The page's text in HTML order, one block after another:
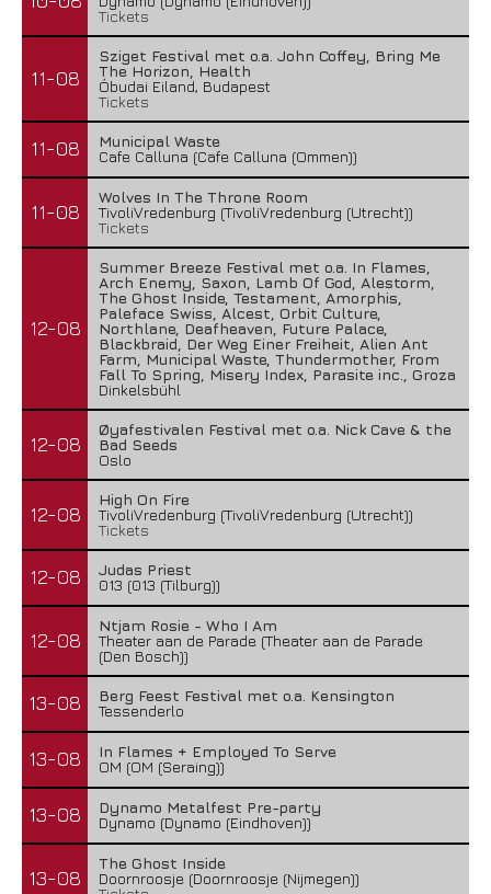
Tickets
11-08
Sziget Festival met o.a. John Coffey, Bring Me
The Horizon, Health
Óbudai Eiland, Budapest
Tickets
11-08
Municipal Waste
Cafe Calluna (Cafe Calluna (Ommen))
11-08
Wolves In The Throne Room
TivoliVredenburg (TivoliVredenburg (Utrecht))
Tickets
12-08
Summer Breeze Festival met o.a. In Flames,
Arch Enemy, Saxon, Lamb Of God, Alestorm,
The Ghost Inside, Testament, Amorphis,
Paleface Swiss, Alcest, Orbit Culture,
Northlane, Deafheaven, Future Palace,
Blackbraid, Der Weg Einer Freiheit, Alien Ant
Farm, Municipal Waste, Thundermother, From
Fall To Spring, Misery Index, Parasite inc., Groza
Dinkelsbühl
12-08
Øyafestivalen Festival met o.a. Nick Cave & the
Bad Seeds
Oslo
12-08
High On Fire
TivoliVredenburg (TivoliVredenburg (Utrecht))
Tickets
12-08
Judas Priest
013 (013 (Tilburg))
12-08
Ntjam Rosie - Who I Am
Theater aan de Parade (Theater aan de Parade
(Den Bosch))
13-08
Berg Feest Festival met o.a. Kensington
Tessenderlo
13-08
In Flames + Employed To Serve
OM (OM (Seraing))
13-08
Dynamo Metalfest Pre-party
Dynamo (Dynamo (Eindhoven))
13-08
The Ghost Inside
Doornroosje (Doornroosje (Nijmegen))